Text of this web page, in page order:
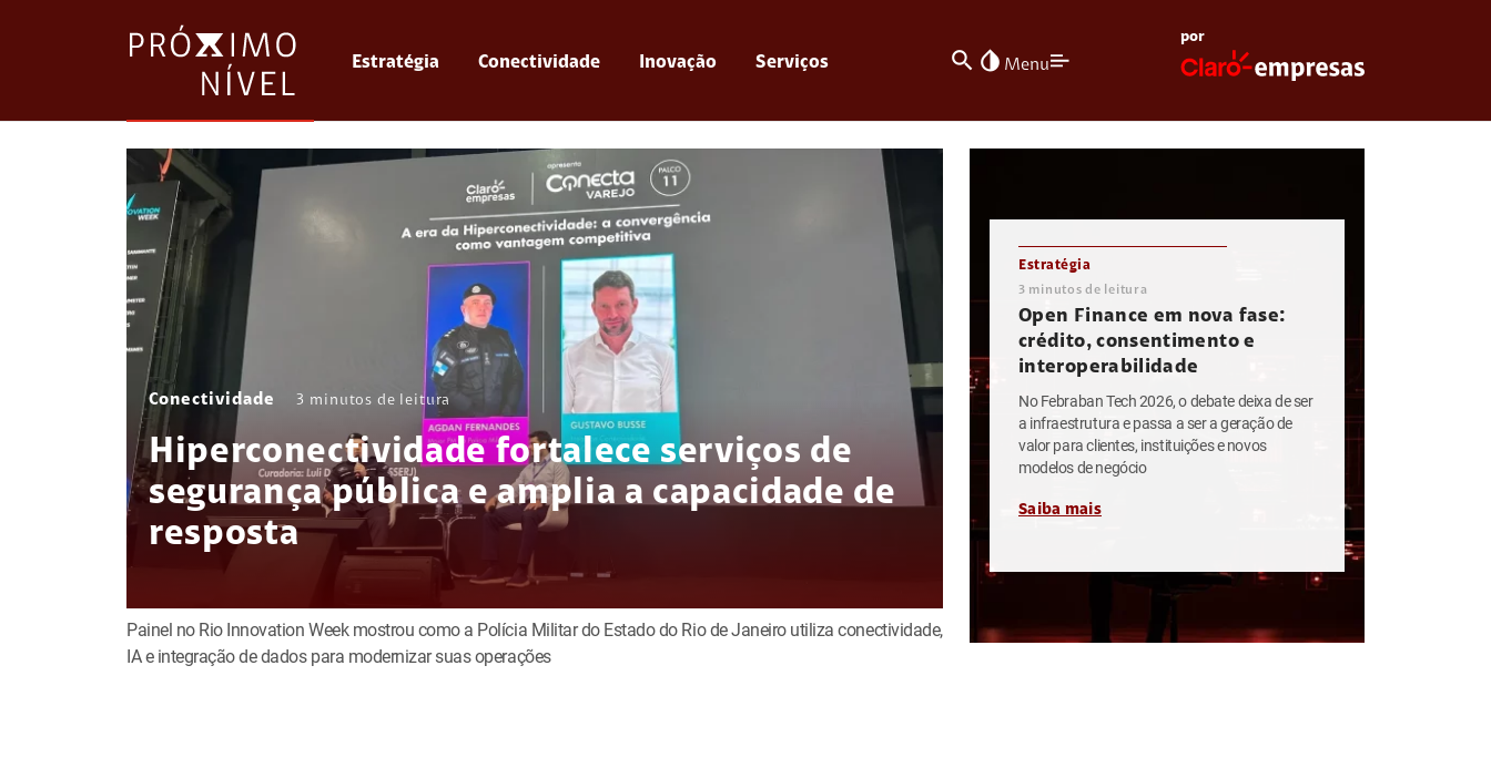
Estratégia Conectividade Inovação Serviços search invert_colors Menu
por
Conectividade 3 minutos de leitura
Hiperconectividade fortalece serviços de
segurança pública e amplia a capacidade de
resposta
Painel no Rio Innovation Week mostrou como a Polícia Militar do Estado do Rio de Janeiro utiliza conectividade,
IA e integração de dados para modernizar suas operações
Estratégia
3 minutos de leitura
Open Finance em nova fase:
crédito, consentimento e
interoperabilidade
No Febraban Tech 2026, o debate deixa de ser
a infraestrutura e passa a ser a geração de
valor para clientes, instituições e novos
modelos de negócio
Saiba mais